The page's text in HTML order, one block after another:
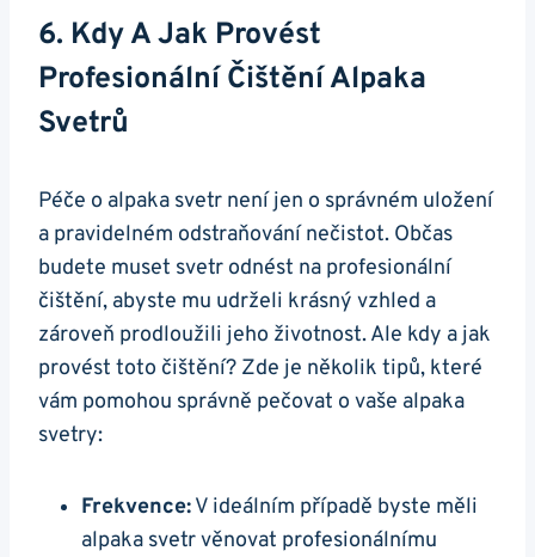
6. Kdy ​a Jak Provést
Profesionální Čištění Alpaka
Svetrů
Péče o alpaka svetr není jen o správném uložení​
a pravidelném odstraňování nečistot.‌ Občas
budete muset svetr odnést na profesionální
čištění, abyste mu udrželi krásný vzhled a
zároveň prodloužili jeho životnost. Ale ‍kdy ⁤a jak
provést toto čištění? Zde je několik tipů,⁣ které
vám pomohou správně pečovat o vaše alpaka
⁢svetry:
Frekvence:V ideálním případě byste měli
alpaka svetr věnovat profesionálnímu